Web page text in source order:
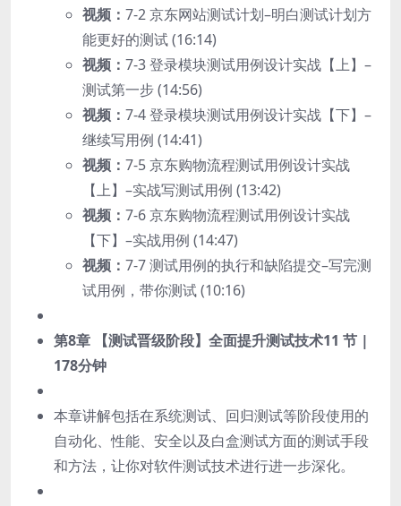
视频： 7-2 京东网站测试计划–明白测试计划方
能更好的测试 (16:14)
视频： 7-3 登录模块测试用例设计实战【上】–
测试第一步 (14:56)
视频： 7-4 登录模块测试用例设计实战【下】–
继续写用例 (14:41)
视频： 7-5 京东购物流程测试用例设计实战
【上】–实战写测试用例 (13:42)
视频： 7-6 京东购物流程测试用例设计实战
【下】–实战用例 (14:47)
视频： 7-7 测试用例的执行和缺陷提交–写完测
试用例，带你测试 (10:16)
第8章 【测试晋级阶段】全面提升测试技术11 节 |
178分钟
本章讲解包括在系统测试、回归测试等阶段使用的
自动化、性能、安全以及白盒测试方面的测试手段
和方法，让你对软件测试技术进行进一步深化。